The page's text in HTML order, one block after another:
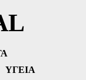
ΥΓΕΊΑ